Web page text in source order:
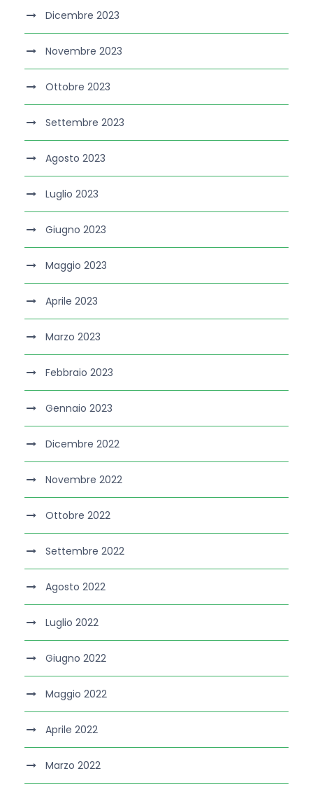
Dicembre 2023
Novembre 2023
Ottobre 2023
Settembre 2023
Agosto 2023
Luglio 2023
Giugno 2023
Maggio 2023
Aprile 2023
Marzo 2023
Febbraio 2023
Gennaio 2023
Dicembre 2022
Novembre 2022
Ottobre 2022
Settembre 2022
Agosto 2022
Luglio 2022
Giugno 2022
Maggio 2022
Aprile 2022
Marzo 2022